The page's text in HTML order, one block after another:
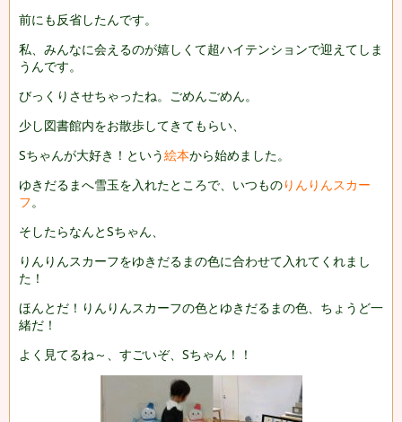
前にも反省したんです。
私、みんなに会えるのが嬉しくて超ハイテンションで迎えてしま
うんです。
びっくりさせちゃったね。ごめんごめん。
少し図書館内をお散歩してきてもらい、
Sちゃんが大好き！という絵本から始めました。
ゆきだるまへ雪玉を入れたところで、 いつものりんりんスカー
フ。
そしたらなんとSちゃん、
りんりんスカーフをゆきだるまの色に合わせて入れてくれまし
た！
ほんとだ！りんりんスカーフの色とゆきだるまの色、ちょうど一
緒だ！
よく見てるね～、すごいぞ、Sちゃん！！